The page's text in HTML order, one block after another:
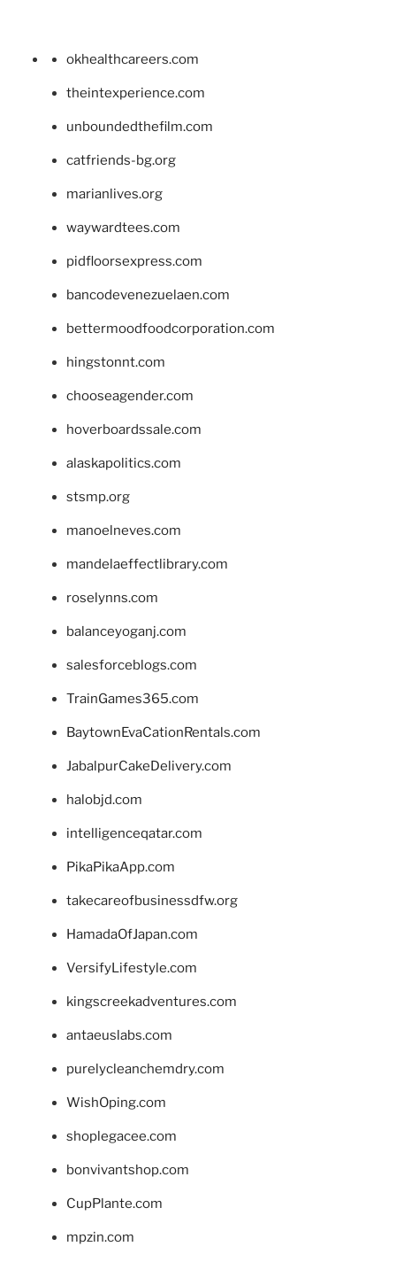
okhealthcareers.com
theintexperience.com
unboundedthefilm.com
catfriends-bg.org
marianlives.org
waywardtees.com
pidfloorsexpress.com
bancodevenezuelaen.com
bettermoodfoodcorporation.com
hingstonnt.com
chooseagender.com
hoverboardssale.com
alaskapolitics.com
stsmp.org
manoelneves.com
mandelaeffectlibrary.com
roselynns.com
balanceyoganj.com
salesforceblogs.com
TrainGames365.com
BaytownEvaCationRentals.com
JabalpurCakeDelivery.com
halobjd.com
intelligenceqatar.com
PikaPikaApp.com
takecareofbusinessdfw.org
HamadaOfJapan.com
VersifyLifestyle.com
kingscreekadventures.com
antaeuslabs.com
purelycleanchemdry.com
WishOping.com
shoplegacee.com
bonvivantshop.com
CupPlante.com
mpzin.com